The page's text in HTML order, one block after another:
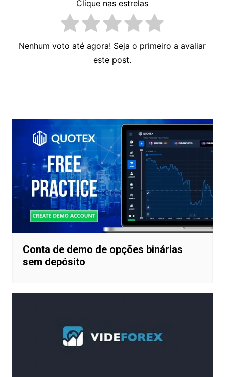
Clique nas estrelas
Nenhum voto até agora! Seja o primeiro a avaliar
este post.
Post
Conta de demo de opções binárias
sem depósito